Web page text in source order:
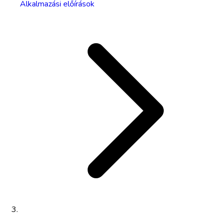
Alkalmazási előírások